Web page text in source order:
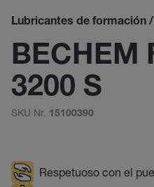
Lubricantes de formación
BECHEM
3200 S
SKU Nr. 15100390
Respetuoso con el